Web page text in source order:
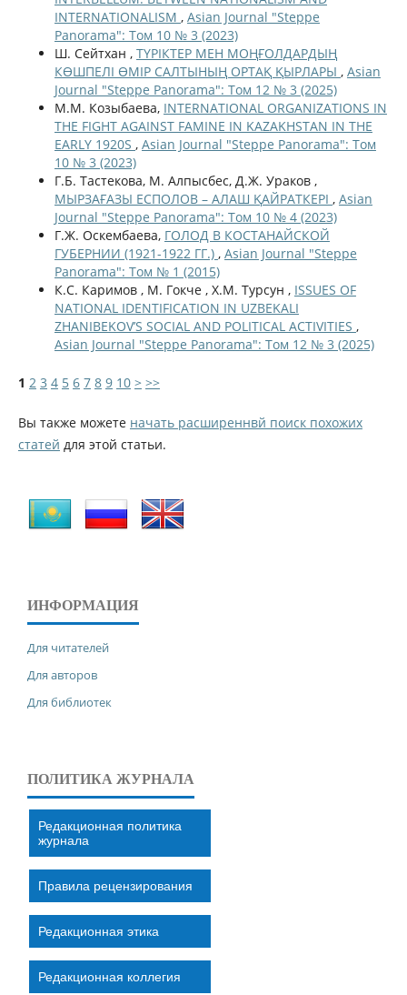
INTERNATIONALISM , Asian Journal "Steppe
Panorama": Том 10 № 3 (2023)
Ш. Сейтхан , ТҮРІКТЕР МЕН МОҢҒОЛДАРДЫҢ
КӨШПЕЛІ ӨМІР САЛТЫНЫҢ ОРТАҚ ҚЫРЛАРЫ , Asian
Journal "Steppe Panorama": Том 12 № 3 (2025)
М.М. Козыбаева, INTERNATIONAL ORGANIZATIONS IN
THE FIGHT AGAINST FAMINE IN KAZAKHSTAN IN THE
EARLY 1920S , Asian Journal "Steppe Panorama": Том
10 № 3 (2023)
Г.Б. Тастекова, М. Алпысбес, Д.Ж. Ураков ,
МЫРЗАҒАЗЫ ЕСПОЛОВ – АЛАШ ҚАЙРАТКЕРІ , Asian
Journal "Steppe Panorama": Том 10 № 4 (2023)
Г.Ж. Оскембаева, ГОЛОД В КОСТАНАЙСКОЙ
ГУБЕРНИИ (1921-1922 ГГ.) , Asian Journal "Steppe
Panorama": Том № 1 (2015)
К.С. Каримов , М. Гокче , Х.М. Турсун , ISSUES OF
NATIONAL IDENTIFICATION IN UZBEKALI
ZHANIBEKOV’S SOCIAL AND POLITICAL ACTIVITIES ,
Asian Journal "Steppe Panorama": Том 12 № 3 (2025)
1 2 3 4 5 6 7 8 9 10 > >>
Вы также можете начать расширеннвй поиск похожих
статей для этой статьи.
ИНФОРМАЦИЯ
Для читателей
Для авторов
Для библиотек
ПОЛИТИКА ЖУРНАЛА
Редакционная политика
журнала
Правила рецензирования
Редакционная этика
Редакционная коллегия